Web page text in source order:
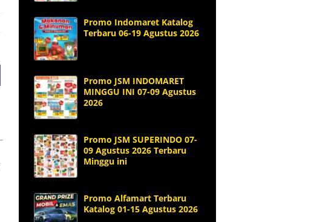
Promo Indomaret Katalog
Terbaru 06-19 Agustus 2026
Promo JSM INDOMARET
MINGGU INI 07-09 Agustus
2026
Promo JSM SUPERINDO 07-
09 Agustus 2026 Terbaru
Minggu ini
Promo Alfamart Terbaru
Katalog 01-15 Agustus 2026